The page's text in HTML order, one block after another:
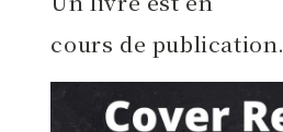
cours de publication.